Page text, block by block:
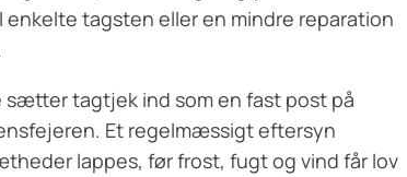
tagsten eller en mindre reparation
sætter tagtjek ind som en fast post på
Et regelmæssigt eftersyn
lappes, før frost, fugt og vind får lov